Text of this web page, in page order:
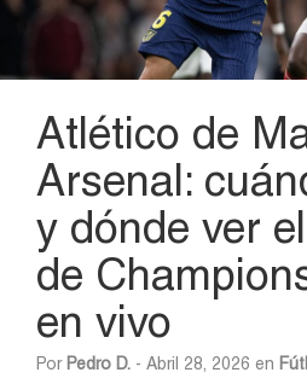
Atlético de
Arsenal:
y dónde ver
de
en vivo
Por Pedro D. - Abril 28, 2026 en